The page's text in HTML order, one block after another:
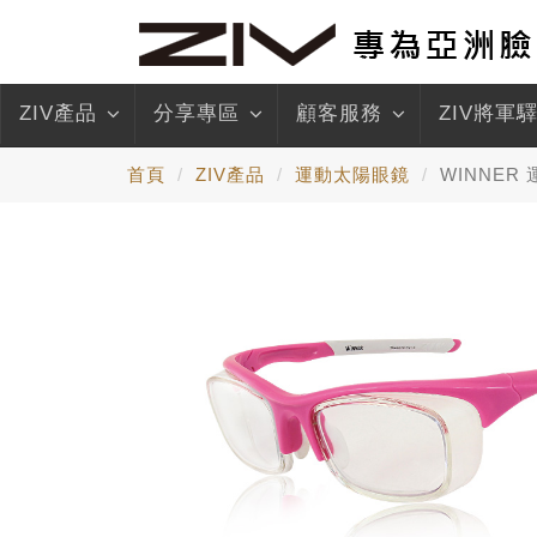
ZIV產品 分享專區 顧客服務 ZIV將軍
首頁 ZIV產品 運動太陽眼鏡 WINNER